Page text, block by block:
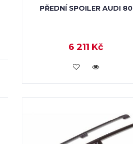
PŘEDNÍ SPOILER AUDI 80
6 211 Kč
KOUPIT